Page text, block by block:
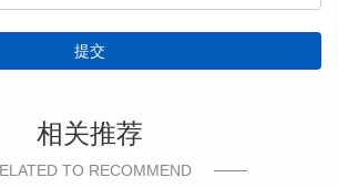
提交
相关推荐
TO RECOMMEND